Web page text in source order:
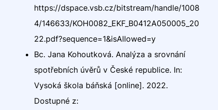
https://dspace.vsb.cz/bitstream/handle/1008
4/146633/KOH0082_EKF_B0412A050005_20
22.pdf?sequence=1&isAllowed=y
Bc. Jana Kohoutková. Analýza a srovnání
spotřebních úvěrů v České republice. In:
Vysoká škola báňská [online]. 2022.
Dostupné z: